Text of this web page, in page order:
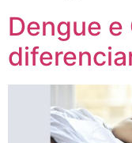
Dengue e